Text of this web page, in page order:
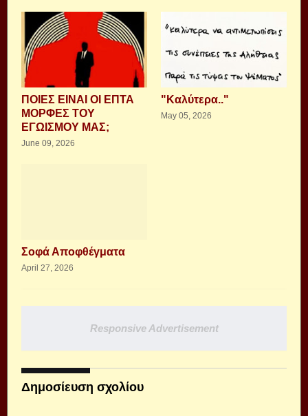
ΠΟΙΕΣ ΕΙΝΑΙ ΟΙ ΕΠΤΑ
ΜΟΡΦΕΣ ΤΟΥ
ΕΓΩΙΣΜΟΥ ΜΑΣ;
June 09, 2026
"Καλύτερα.."
May 05, 2026
Σοφά Αποφθέγματα
April 27, 2026
Responsive Advertisement
Δημοσίευση σχολίου